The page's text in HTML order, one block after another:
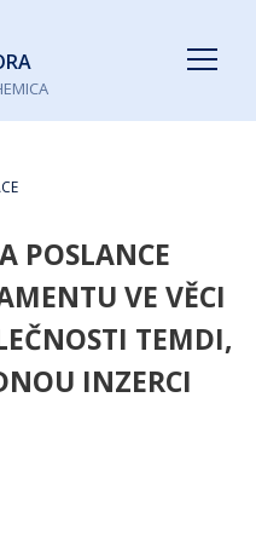
POSLANCE
VE VĚCI
TEMDI,
INZERCI